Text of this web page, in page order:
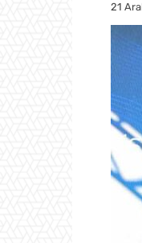
21